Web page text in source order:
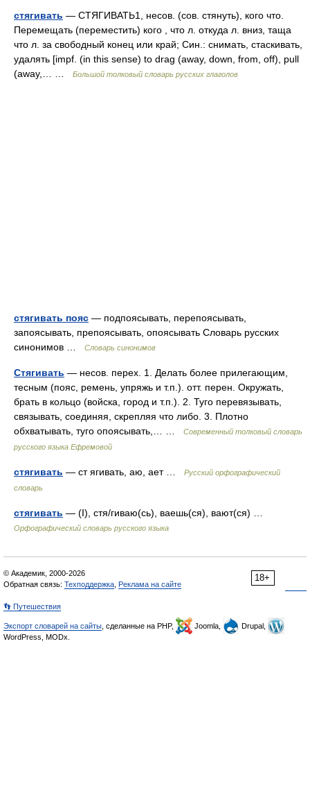
стягивать — СТЯГИВАТЬ1, несов. (сов. стянуть), кого что.
Перемещать (переместить) кого , что л. откуда л. вниз, таща
что л. за свободный конец или край; Син.: снимать, стаскивать,
удалять [impf. (in this sense) to drag (away, down, from, off), pull
(away,… …
Большой толковый словарь русских глаголов
стягивать пояс — подпоясывать, перепоясывать,
запоясывать, препоясывать, опоясывать Словарь русских
синонимов …
Словарь синонимов
Стягивать — несов. перех. 1. Делать более прилегающим,
тесным (пояс, ремень, упряжь и т.п.). отт. перен. Окружать,
брать в кольцо (войска, город и т.п.). 2. Туго перевязывать,
связывать, соединяя, скрепляя что либо. 3. Плотно
обхватывать, туго опоясывать,… …
Современный толковый словарь
русского языка Ефремовой
стягивать — ст ягивать, аю, ает …
Русский орфографический
словарь
стягивать — (I), стя/гиваю(сь), ваешь(ся), вают(ся) …
Орфографический словарь русского языка
18+
© Академик, 2000-2026
Обратная связь: Техподдержка Реклама на сайте
👣 Путешествия
Экспорт словарей на сайты , сделанные на PHP, Joomla,
Drupal,
WordPress, MODx.